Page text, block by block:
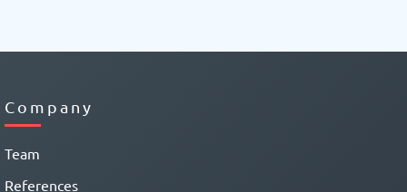
Company
Team
References